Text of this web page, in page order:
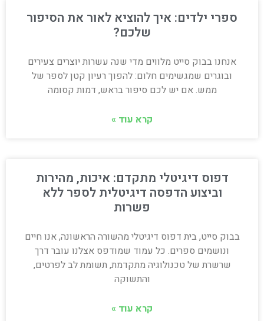
ספרי ילדים: איך להוציא לאור את הסיפור
שלכם?
אנחנו בבוק סייט מלווים מדי שנה עשרות יוצרים צעירים
ובוגרים שמגשימים חלום: להפוך רעיון קטן לספר של
ממש. אם יש לכם סיפור בראש, דמות קסומה
קרא עוד »
דפוס דיגיטלי מתקדם: איכות, מהירות
וביצוע הדפסה דיגיטלית לספר ללא
פשרות
בבוק סייט, בית דפוס דיגיטלי מהשורה הראשונה, אנו חיים
ונושמים ספרים. כל עמוד שמודפס אצלנו עובר דרך
שרשרת של טכנולוגיה מתקדמת, תשומת לב לפרטים,
והתשוקה
קרא עוד »